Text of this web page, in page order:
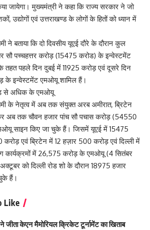
जायेगा। मुख्यमंत्री ने कहा कि राज्य सरकार ने जो
उद्योगों एवं उत्तराखण्ड के लोगों के हितों को ध्यान में
ने बताया कि दो दिवसीय यूएई दौरे के दौरान कुल
सौ पच्चहत्तर करोड़ (15475 करोड) के इन्वेस्टमेंट
पहले दिन दुबई में 11925 करोड़ एवं दूसरे दिन
के इन्वेस्टमेंट एमओयू शामिल हैं।
से अधिक के एमओयू
के नेतृत्व में अब तक संयुक्त अरब अमीरात, ब्रिटेन
अब तक चौवन हजार पांच सौ पचास करोड़ (54550
साइन किए जा चुके हैं। जिसमें यूएई में 15475
करोड़ एवं ब्रिटेन में 12 हज़ार 500 करोड़ एवं दिल्ली में
में 26,575 करोड़ के एमओयू (4 सितंबर
को दिल्ली रोड शो के दौरान 18975 हजार
हैं।
Like
ने जीता केएन मैमोरियल क्रिकेट टूर्नामेंट का खिताब